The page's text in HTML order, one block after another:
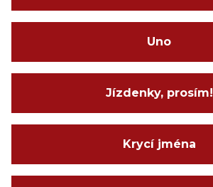
Uno
Jízdenky, prosím!
Krycí jména